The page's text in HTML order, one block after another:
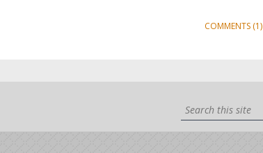
COMMENTS (1)